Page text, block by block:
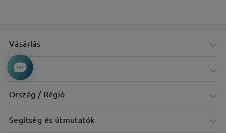
Vásárlás
Cég
Ország / Régió
Segítség és útmutatók